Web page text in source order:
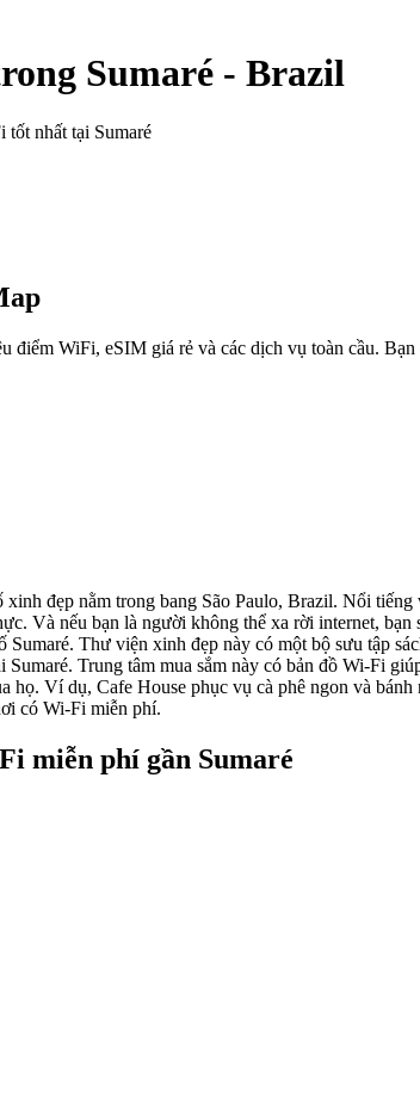
Sumaré - Brazil
tốt nhất tại Sumaré
điểm WiFi, eSIM giá rẻ và các dịch vụ toàn cầu.
xinh đẹp nằm trong bang São Paulo, Brazil. Nổi
Và nếu bạn là người không thể xa rời internet,
Thư viện xinh đẹp này có một bộ sưu tập
Trung tâm mua sắm này có bản đồ Wi-Fi
họ. Ví dụ, Cafe House phục vụ cà phê ngon và
có Wi-Fi miễn phí.
miễn phí gần Sumaré